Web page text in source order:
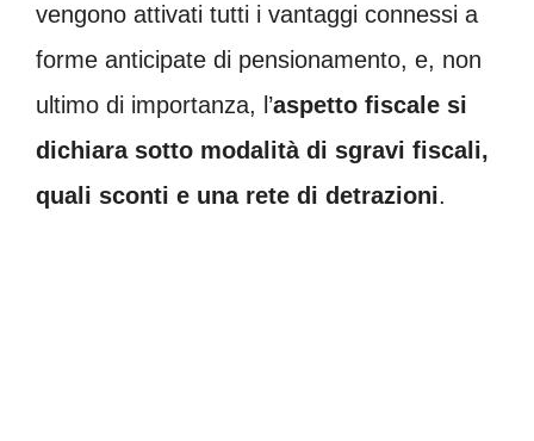
vengono attivati tutti i vantaggi connessi a
forme anticipate di pensionamento, e, non
ultimo di importanza, l’aspetto fiscale si
dichiara sotto modalità di sgravi fiscali,
quali sconti e una rete di detrazioni.